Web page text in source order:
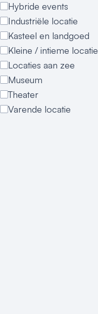
Hybride events
Industriële locatie
Kasteel en landgoed
Kleine / intieme locatie
Locaties aan zee
Museum
Theater
Varende locatie